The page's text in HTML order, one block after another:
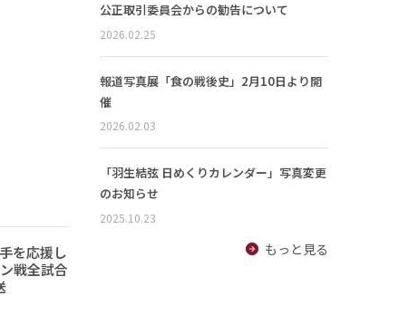
を応援し
戦全試合
公正取引委員会からの勧告について
2026.02.25
報道写真展「食の戦後史」2月10日より開
催
2026.02.03
「羽生結弦 日めくりカレンダー」写真変更
のお知らせ
2025.10.23
もっと見る